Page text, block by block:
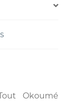
Okoumé